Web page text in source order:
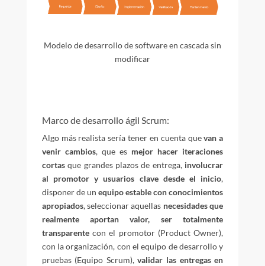
Modelo de desarrollo de software en cascada sin
modificar
Marco de desarrollo ágil Scrum:
Algo más realista sería tener en cuenta quevan a
venir cambios, que es mejor hacer iteraciones
cortasque grandes plazos de entrega,involucrar
al promotor y usuarios clave desde el inicio,
disponer de un equipo estable con conocimientos
apropiados, seleccionar aquellas necesidades que
realmente aportan valor,
ser totalmente
transparentecon el promotor (Product Owner),
con la organización, con el equipo de desarrollo y
pruebas (Equipo Scrum),validar las entregas en